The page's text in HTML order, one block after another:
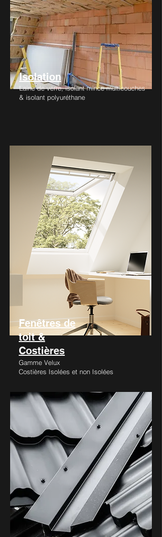
Isolation
Laine de verre, isolant mince multicouches
& isolant polyuréthane
Fenêtres de
toit &
Costières
Gamme Velux
Costières Isolées et non Isolées